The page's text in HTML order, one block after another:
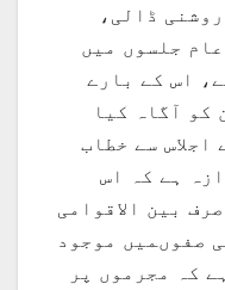
ڈالی،
جلسوں میں
اس کے بارے
کو آگاہ کیا
سے خطاب
ہے کہ اس
بین الاقوامی
صفوںمیں موجود
کہ مجرموں پر